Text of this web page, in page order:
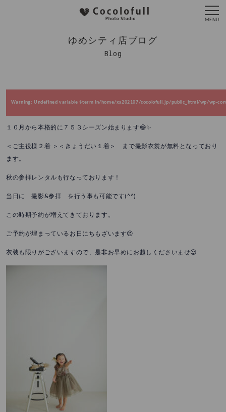
ゆめシティ店ブログ
Blog
Warning : Undefined variable $term in/home/xs202107/cocolofull.jp/public_html/wp/wp-
１０月から本格的に７５３シーズン始まります😄✨
＜ご主役様２着 ＞＜きょうだい１着＞ まで撮影衣裳が無料となっており
ます。
秋の参拝レンタルも行なっております！
当日に 撮影&参拝 を行う事も可能です(^^)
この時期予約が増えてきております。
ご予約が埋まっているお日にちもざいます😣
衣装も限りがございますので、是非お早めにお越しくださいませ😌